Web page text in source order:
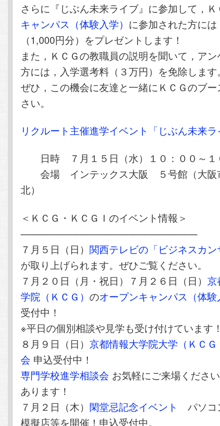
さらに『じぶん未来ライブ』に参加して，
キャンパス（体験入学） に参加された方に
（1,000円分）をプレゼントします！
また，ＫＣＧの教職員の説明を聞いて，ア
方には，入学選考料（３万円）を免除します
ぜひ，この機会に友達と一緒にＫＣＧのブ
さい。
リクルート主催進学イベント「じぶん未来
日時 ７月１５日（水）１０：００～１
会場 インテックス大阪 ５号館（大阪
北）
＜ＫＣＧ・ＫＣＧＩのイベント情報＞
——————————————————
７月５日（日）関西テレビの「ビジネスカ
が取り上げられます。ぜひご覧ください。
７月２０日（月・祝日）７月２６日（日）
学院（ＫＣＧ）のオープンキャンパス（体
受付中！
※平日の個別相談や見学も受け付けています
８月９日（日） 京都情報大学院大学（ＫＣ
会 申込受付中！
専門学校進学相談会 お気軽にご来場くださ
あります！
７月２日（木） 閑堂忌記念イベント
パソコ
模擬店等を開催！申込受付中。